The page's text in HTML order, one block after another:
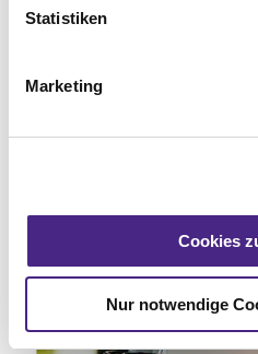
Statistiken
Marketing
Cookies
Nur notwendige